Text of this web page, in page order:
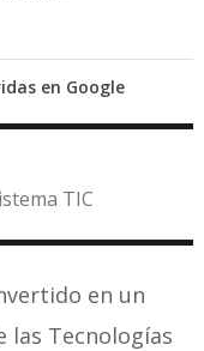
en Google
TIC
en un
las Tecnologías